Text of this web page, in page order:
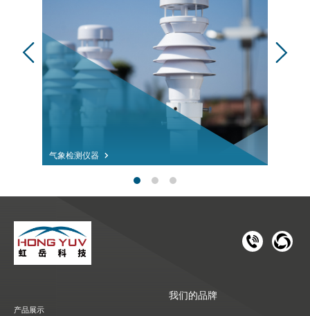
气象检测仪器
181 1126
028-
产品展示
我们的品牌